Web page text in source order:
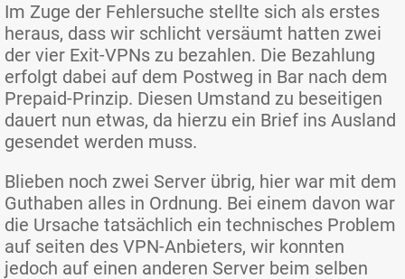
Im Zuge der Fehlersuche stellte sich als erstes
heraus, dass wir schlicht versäumt hatten zwei
der vier Exit-VPNs zu bezahlen. Die Bezahlung
erfolgt dabei auf dem Postweg in Bar nach dem
Prepaid-Prinzip. Diesen Umstand zu beseitigen
dauert nun etwas, da hierzu ein Brief ins Ausland
gesendet werden muss.
Blieben noch zwei Server übrig, hier war mit dem
Guthaben alles in Ordnung. Bei einem davon war
die Ursache tatsächlich ein technisches Problem
auf seiten des VPN-Anbieters, wir konnten
jedoch auf einen anderen Server beim selben